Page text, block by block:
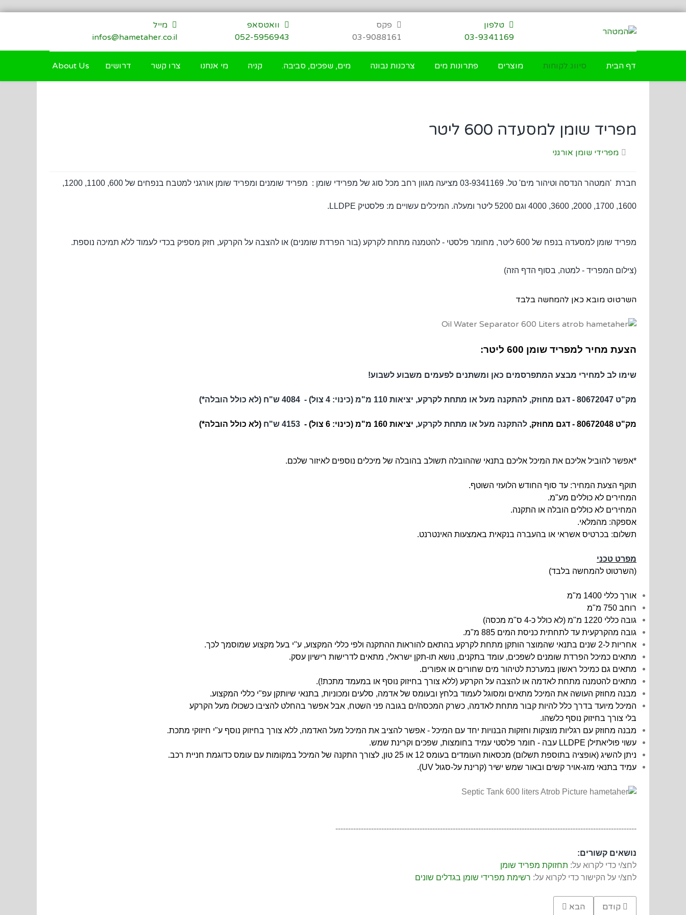
דילוג
טלפון
03-9341169
פקס
03-9088161
וואטסאפ
052-5956943
מייל
infos@hametaher.co.il
דף הבית סיווג לקוחות מוצרים פתרונות מים צרכנות נבונה מים, שפכים, סביבה. קניה מי אנחנו צרו קשר דרושים About Us
מפריד שומן למסעדה 600 ליטר
מפרידי שומן אורגני
חברת 'המטהר הנדסה וטיהור מים' טל. 03-9341169 מציעה מגוון רחב מכל סוג של מפרידי שומן : מפריד שומנים ומפריד שומן אורגני למטבח בנפחים של 600, 1100, 1200,
1600, 1700, 2000, 3600, 4000 וגם 5200 ליטר ומעלה. המיכלים עשויים מ: פלסטיק LLDPE.
מפריד שומן למסעדה בנפח של 600 ליטר, מחומר פלסטי - להטמנה מתחת לקרקע (בור הפרדת שומנים) או להצבה על הקרקע, חזק מספיק בכדי לעמוד ללא תמיכה נוספת.
(צילום המפריד - למטה, בסוף הדף הזה)
השרטוט מובא כאן להמחשה בלבד
הצעת מחיר למפריד שומן 600 ליטר:
שימו לב למחירי מבצע המתפרסמים כאן ומשתנים לפעמים משבוע לשבוע!
מק"ט 80672047 - דגם מחוזק, להתקנה מעל או מתחת לקרקע, יציאות 110 מ"מ (כינוי: 4 צול) - 4084 ש"ח (לא כולל הובלה*)
מק"ט 80672048 - דגם מחוזק, להתקנה מעל או מתחת לקרקע, יציאות 160 מ"מ (כינוי: 6 צול) - 4153 ש"ח (לא כולל הובלה*)
*אפשר להוביל אליכם את המיכל אליכם בתנאי שההובלה תשולב בהובלה של מיכלים נוספים לאיזור שלכם.
תוקף הצעת המחיר: עד סוף החודש הלועזי השוטף.
המחירים לא כוללים מע"מ.
המחירים לא כוללים הובלה או התקנה.
אספקה: מהמלאי.
תשלום: בכרטיס אשראי או בהעברה בנקאית באמצעות האינטרנט.
מפרט טכני
(השרטוט להמחשה בלבד)
אורך כללי 1400 מ"מ
רוחב 750 מ"מ
גובה כללי 1220 מ"מ (לא כולל כ-4 ס"מ מכסה)
גובה מהקרקעית עד לתחתית כניסת המים 885 מ"מ.
אחריות ל-2 שנים בתנאי שהמוצר הותקן מתחת לקרקע בהתאם להוראות ההתקנה ולפי כללי המקצוע, ע''י בעל מקצוע שמוסמך לכך.
מתאים כמיכל הפרדת שומנים לשפכים, עומד בתקנים, נושא תו-תקן ישראלי, מתאים לדרישות רישיון עסק.
מתאים גם כמיכל ראשון במערכת לטיהור מים שחורים או אפורים.
מתאים להטמנה מתחת לאדמה או להצבה על הקרקע (ללא צורך בחיזוק נוסף או במעמד מתכת!).
מבנה מחוזק העושה את המיכל מתאים ומסוגל לעמוד בלחץ ובעומס של אדמה, סלעים ומכוניות, בתנאי שיותקן עפ"י כללי המקצוע.
המיכל מיועד בדרך כלל להיות קבור מתחת לאדמה, כשרק המכסה/ים בגובה פני השטח, אבל אפשר בהחלט להציבו כשכולו מעל הקרקע
בלי צורך בחיזוק נוסף כלשהו.
מבנה מחוזק עם רגליות מוצקות וחזקות הבנויות יחד עם המיכל - אפשר להציב את המיכל מעל האדמה, ללא צורך בחיזוק נוסף ע"י חיזוקי מתכת.
עשוי פוליאתילן LLDPE עבה - חומר פלסטי עמיד בחומצות, שפכים וקרינת שמש.
ניתן להשיג (אופציה בתוספת תשלום) מכסאות העומדים בעומס 12 או 25 טון, לצורך התקנה של המיכל במקומות עם עומס כדוגמת חניית רכב.
עמיד בתנאי מזג-אויר קשים ובאור שמש ישיר (קרינת על-סגול UV).
----------------------------------------------------------------------------------------------------------------------
נושאים קשורים:
לחצ/י כדי לקרוא על: תחזוקת מפריד שומן
לחצ/י על הקישור כדי לקרוא על: רשימת מפרידי שומן בגדלים שונים
Previous article: בור הפרדת שומן למסעדה 1200 ליטר
קודם Next article: מפריד שומנים לכיור מסעדה 130 ליטר, פלסטי
הבא